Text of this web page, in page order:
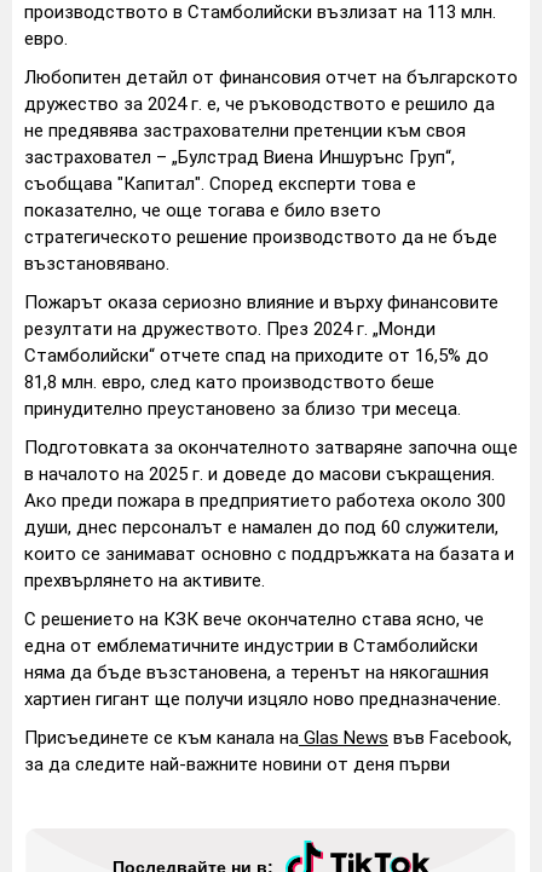
производството в Стамболийски възлизат на 113 млн.
евро.
Любопитен детайл от финансовия отчет на българското
дружество за 2024 г. е, че ръководството е решило да
не предявява застрахователни претенции към своя
застраховател – „Булстрад Виена Иншурънс Груп“,
съобщава "Капитал". Според експерти това е
показателно, че още тогава е било взето
стратегическото решение производството да не бъде
възстановявано.
Пожарът оказа сериозно влияние и върху финансовите
резултати на дружеството. През 2024 г. „Монди
Стамболийски“ отчете спад на приходите от 16,5% до
81,8 млн. евро, след като производството беше
принудително преустановено за близо три месеца.
Подготовката за окончателното затваряне започна още
в началото на 2025 г. и доведе до масови съкращения.
Ако преди пожара в предприятието работеха около 300
души, днес персоналът е намален до под 60 служители,
които се занимават основно с поддръжката на базата и
прехвърлянето на активите.
С решението на КЗК вече окончателно става ясно, че
една от емблематичните индустрии в Стамболийски
няма да бъде възстановена, а теренът на някогашния
хартиен гигант ще получи изцяло ново предназначение.
Присъединете се към канала на Glas News във Facebook,
за да следите най-важните новини от деня първи
Последвайте ни в: